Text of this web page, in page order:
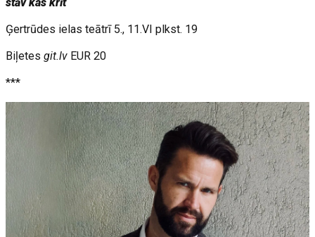
Ģertrūdes ielas teātrī 5., 11.VI plkst. 19
Biļetesgit.lv EUR 20
***